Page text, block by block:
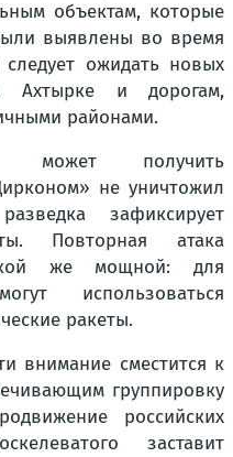
объектам, которые
выявлены во время
ожидать новых
Ахтырке и дорогам,
районами.
может получить
не уничтожил
зафиксирует
Повторная атака
же мощной: для
использоваться
ракеты.
внимание сместится к
группировку
российских
заставит